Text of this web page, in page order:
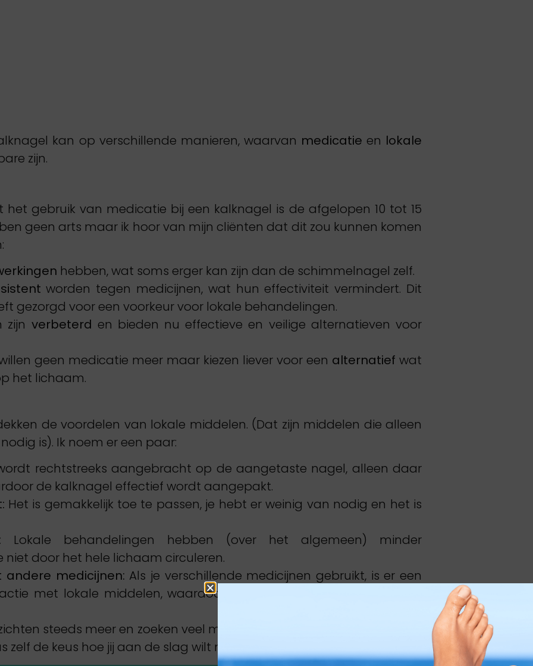
kan op verschillende manieren, waarvan medicatie en lokale
zijn.
gebruik van medicatie bij een kalknagel is de afgelopen 10 tot 15
geen arts maar ik hoor van mijn cliënten dat dit zou kunnen komen
hebben, wat soms erger kan zijn dan de schimmelnagel zelf.
worden tegen medicijnen, wat hun effectiviteit vermindert. Dit
gezorgd voor een voorkeur voor lokale behandelingen.
zijn verbeterd en bieden nu effectieve en veilige alternatieven voor
geen medicatie meer maar kiezen liever voor een alternatief wat
het lichaam.
de voordelen van lokale middelen. (Dat zijn middelen die alleen
is). Ik noem er een paar:
rechtstreeks aangebracht op de aangetaste nagel, alleen daar
de kalknagel effectief wordt aangepakt.
Het is gemakkelijk toe te passen, je hebt er weinig van nodig en het is
Lokale behandelingen hebben (over het algemeen) minder
niet door het hele lichaam circuleren.
medicijnen: Als je verschillende medicijnen gebruikt, is er een
met lokale middelen, waardoor een lokaal middel een veiligere
steeds meer en zoeken veel mensen een alternatief. Gelukkig zijn
zelf de keus hoe jij aan de slag wilt met je kalknagel.